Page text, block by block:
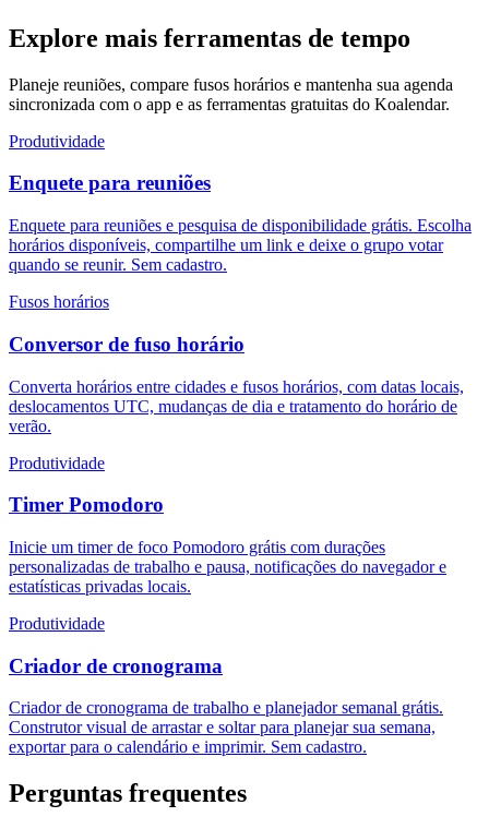
Explore mais ferramentas de tempo
Planeje reuniões, compare fusos horários e mantenha sua agenda
sincronizada com o app e as ferramentas gratuitas do Koalendar.
Produtividade
Enquete para reuniões
Enquete para reuniões e pesquisa de disponibilidade grátis. Escolha
horários disponíveis, compartilhe um link e deixe o grupo votar
quando se reunir. Sem cadastro.
Fusos horários
Conversor de fuso horário
Converta horários entre cidades e fusos horários, com datas locais,
deslocamentos UTC, mudanças de dia e tratamento do horário de
verão.
Produtividade
Timer Pomodoro
Inicie um timer de foco Pomodoro grátis com durações
personalizadas de trabalho e pausa, notificações do navegador e
estatísticas privadas locais.
Produtividade
Criador de cronograma
Criador de cronograma de trabalho e planejador semanal grátis.
Construtor visual de arrastar e soltar para planejar sua semana,
exportar para o calendário e imprimir. Sem cadastro.
Perguntas frequentes